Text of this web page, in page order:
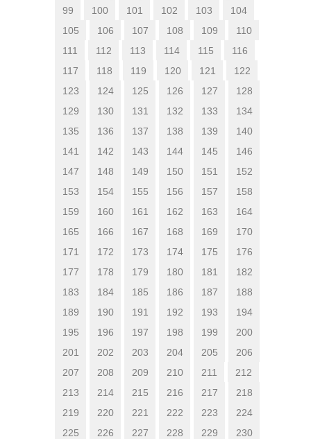
99
100 101 102 103
104
105
106 107 108 109
110
111
112 113 114 115
116
117
118 119 120 121
122
123
124 125 126 127
128
129
130 131 132 133
134
135
136 137 138 139
140
141
142 143 144 145
146
147
148 149 150 151
152
153
154 155 156 157
158
159
160 161 162 163
164
165
166 167 168 169
170
171
172 173 174 175
176
177
178 179 180 181
182
183
184 185 186 187
188
189
190 191 192 193
194
195
196 197 198 199
200
201
202 203 204 205
206
207
208 209 210 211
212
213
214 215 216 217
218
219
220 221 222 223
224
225
226 227 228 229
230